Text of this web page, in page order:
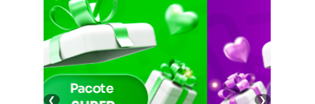
❮ ❯